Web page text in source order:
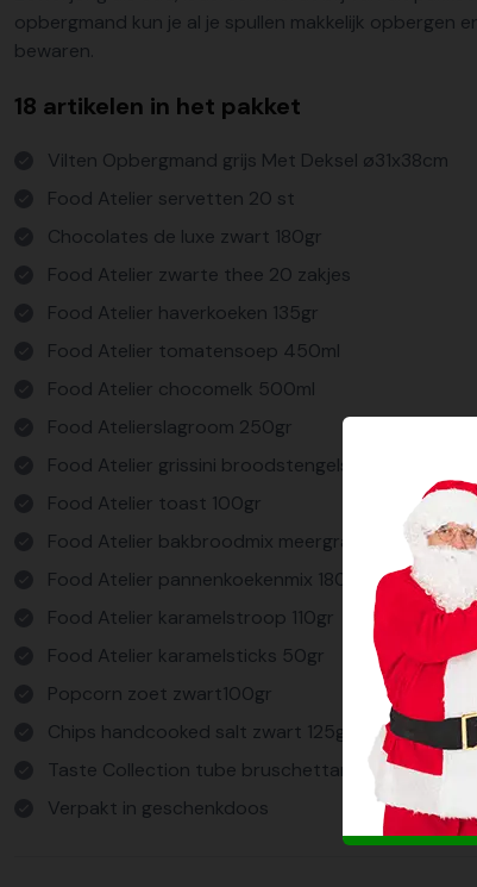
opbergmand kun je al je spullen makkelijk opbergen
bewaren.
18 artikelen in het pakket
Vilten Opbergmand grijs Met Deksel ø31x38cm
Food Atelier servetten 20 st
Chocolates de luxe zwart 180gr
Food Atelier zwarte thee 20 zakjes
Food Atelier haverkoeken 135gr
Food Atelier tomatensoep 450ml
Food Atelier chocomelk 500ml
Food Atelierslagroom 250gr
Food Atelier grissini broodstengels 125gr
Food Atelier toast 100gr
Food Atelier bakbroodmix meergranen 350gr
Food Atelier pannenkoekenmix 180gr
Food Atelier karamelstroop 110gr
Food Atelier karamelsticks 50gr
Popcorn zoet zwart100gr
Chips handcooked salt zwart 125gr
Taste Collection tube bruschettamix 10gr
Verpakt in geschenkdoos